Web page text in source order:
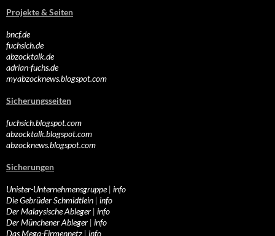
Projekte & Seiten
bncf.de
fuchsich.de
abzocktalk.de
adrian-fuchs.de
myabzocknews.blogspot.com
Sicherungsseiten
fuchsich.blogspot.com
abzocktalk.blogspot.com
abzocknews.blogspot.com
Sicherungen
Unister-Unternehmensgruppe| info
Die Gebrüder Schmidtlein | info
Der Malaysische Ableger | info
Der Münchener Ableger | info
Das Mega-Firmennetz | info